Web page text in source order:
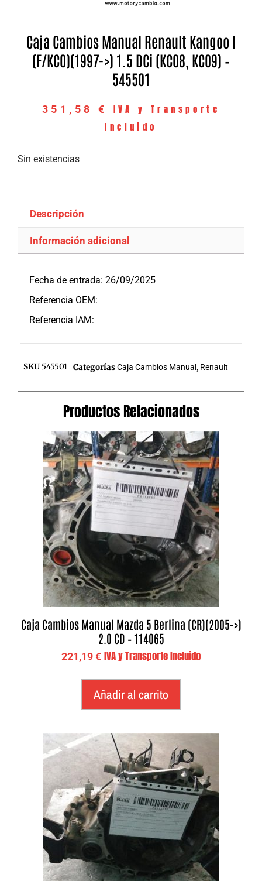
Caja Cambios Manual Renault Kangoo I
(F/KC0)(1997->) 1.5 DCi (KC08, KC09) –
545501
351,58 €
IVA y Transporte
Incluido
Sin existencias
Descripción
Información adicional
Fecha de entrada: 26/09/2025
Referencia OEM:
Referencia IAM:
SKU 545501 CategoríasCaja Cambios Manual , Renault
Productos Relacionados
Caja Cambios Manual Mazda 5 Berlina (CR)(2005->)
2.0 CD – 114065
221,19€ IVA y Transporte Incluido
Añadir al carrito